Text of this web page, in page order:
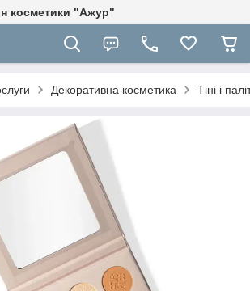
косметики "Ажур"
Декоративна косметика Тіні і